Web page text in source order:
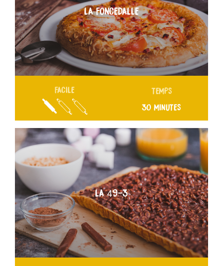
LA FONCEDALLE
FACILE TEMPS
30 MINUTES
LA 49-3